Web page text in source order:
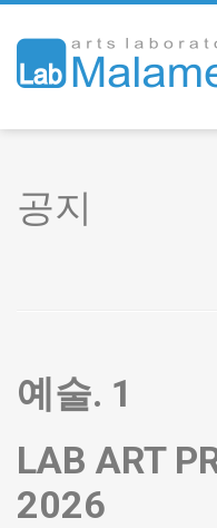
공지
예술. 1
LAB ART
2026